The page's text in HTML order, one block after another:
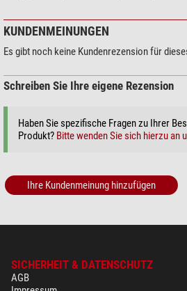
KUNDENMEINUNGEN
Es gibt noch keine Kundenrezension für
Schreiben Sie Ihre eigene Rezension
Haben Sie spezifische Fragen zu Ihrer
Produkt? Bitte wenden Sie sich hierzu an
Ihre Kundenmeinung hinzufügen
SICHERHEIT & DATENSCHUTZ
AGB